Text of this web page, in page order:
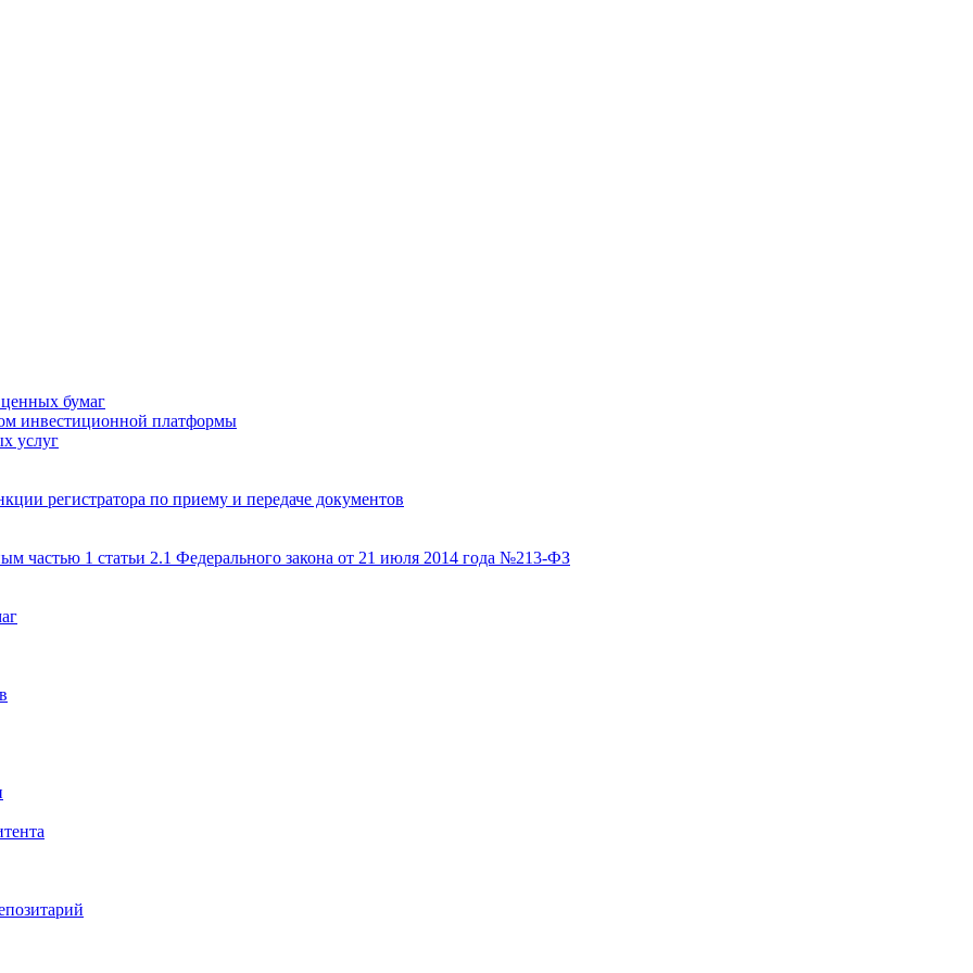
бумаг
инвестиционной платформы
услуг
регистратора по приему и передаче документов
частью 1 статьи 2.1 Федерального закона от 21 июля 2014 года №213-ФЗ